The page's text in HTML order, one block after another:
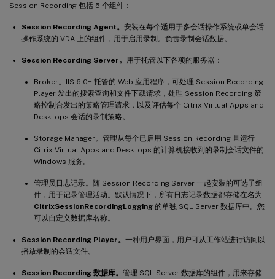
Session Recording 包括 5 个组件：
Session Recording Agent。 安装在每个适用于多会话操作系统或单会话
操作系统的 VDA 上的组件，用于启用录制。负责录制会话数据。
Session Recording Server。 用于托管以下各项的服务器：
Broker。IIS 6.0+ 托管的 Web 应用程序，可处理 Session Recording
Player 发出的搜索查询和文件下载请求，处理 Session Recording 策
略控制台发出的策略管理请求，以及评估每个 Citrix Virtual Apps and
Desktops 会话的录制策略。
Storage Manager。管理从每个已启用 Session Recording 且运行
Citrix Virtual Apps and Desktops 的计算机接收到的录制会话文件的
Windows 服务。
管理员日志记录。随 Session Recording Server 一起安装的可选子组
件，用于记录管理活动。默认情况下，所有日志记录数据都存储在名为
CitrixSessionRecordingLogging 的单独 SQL Server 数据库中。您
可以自定义数据库名称。
Session Recording Player。 一种用户界面，用户可从工作站进行访问以
播放录制的会话文件。
Session Recording 数据库。 管理 SQL Server 数据库的组件，用来存储